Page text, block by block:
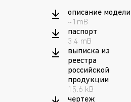
описание модели
~1mB
паспорт
3.4 mB
выписка из
реестра
российской
продукции
15.6 kB
чертеж